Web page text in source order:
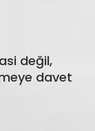
değil,
davet